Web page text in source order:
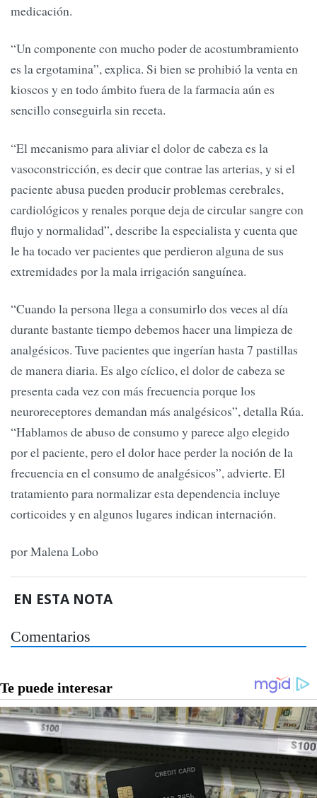
medicación.
“Un componente con mucho poder de acostumbramiento
es la ergotamina”, explica. Si bien se prohibió la venta en
kioscos y en todo ámbito fuera de la farmacia aún es
sencillo conseguirla sin receta.
“El mecanismo para aliviar el dolor de cabeza es la
vasoconstricción, es decir que contrae las arterias, y si el
paciente abusa pueden producir problemas cerebrales,
cardiológicos y renales porque deja de circular sangre con
flujo y normalidad”, describe la especialista y cuenta que
le ha tocado ver pacientes que perdieron alguna de sus
extremidades por la mala irrigación sanguínea.
“Cuando la persona llega a consumirlo dos veces al día
durante bastante tiempo debemos hacer una limpieza de
analgésicos. Tuve pacientes que ingerían hasta 7 pastillas
de manera diaria. Es algo cíclico, el dolor de cabeza se
presenta cada vez con más frecuencia porque los
neuroreceptores demandan más analgésicos”, detalla Rúa.
“Hablamos de abuso de consumo y parece algo elegido
por el paciente, pero el dolor hace perder la noción de la
frecuencia en el consumo de analgésicos”, advierte. El
tratamiento para normalizar esta dependencia incluye
corticoides y en algunos lugares indican internación.
por Malena Lobo
EN ESTA NOTA
Comentarios